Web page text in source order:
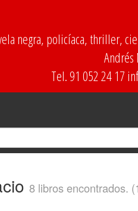
negra, policíaca, thriller,
Tel. 91 052 24 17
8 libros encontrados.